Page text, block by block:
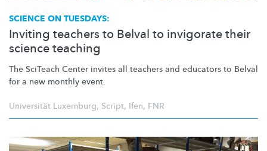
SCIENCE ON TUESDAYS:
Inviting teachers to Belval to invigorate their
science teaching
The SciTeach Center invites all teachers and educators to Belval
for a new monthly event.
Universität Luxemburg, Script, Ifen, FNR